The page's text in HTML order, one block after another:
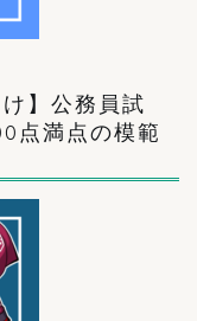
】公務員試
点満点の模範